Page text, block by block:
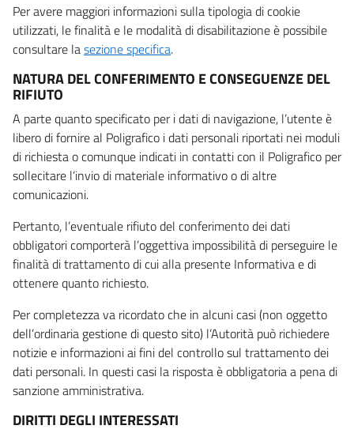
Per avere maggiori informazioni sulla tipologia di cookie
utilizzati, le finalità e le modalità di disabilitazione è possibile
consultare lasezione specifica.
NATURA DEL CONFERIMENTO E CONSEGUENZE DEL
RIFIUTO
A parte quanto specificato per i dati di navigazione, l’utente è
libero di fornire al Poligrafico i dati personali riportati nei moduli
di richiesta o comunque indicati in contatti con il Poligrafico per
sollecitare l’invio di materiale informativo o di altre
comunicazioni.
Pertanto, l’eventuale rifiuto del conferimento dei dati
obbligatori comporterà l’oggettiva impossibilità di perseguire le
finalità di trattamento di cui alla presente Informativa e di
ottenere quanto richiesto.
Per completezza va ricordato che in alcuni casi (non oggetto
dell’ordinaria gestione di questo sito) l’Autorità può richiedere
notizie e informazioni ai fini del controllo sul trattamento dei
dati personali. In questi casi la risposta è obbligatoria a pena di
sanzione amministrativa.
DIRITTI DEGLI INTERESSATI